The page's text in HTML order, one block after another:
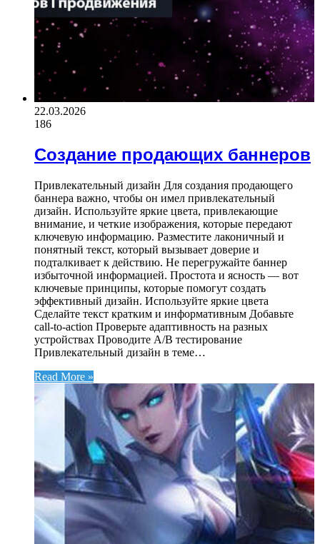
22.03.2026
186
Создание продающих баннеров
Привлекательный дизайн Для создания продающего
баннера важно, чтобы он имел привлекательный
дизайн. Используйте яркие цвета, привлекающие
внимание, и четкие изображения, которые передают
ключевую информацию. Разместите лаконичный и
понятный текст, который вызывает доверие и
подталкивает к действию. Не перегружайте баннер
избыточной информацией. Простота и ясность — вот
ключевые принципы, которые помогут создать
эффективный дизайн. Используйте яркие цвета
Сделайте текст кратким и информативным Добавьте
call-to-action Проверьте адаптивность на разных
устройствах Проводите A/B тестирование
Привлекательный дизайн в теме…
Read More »